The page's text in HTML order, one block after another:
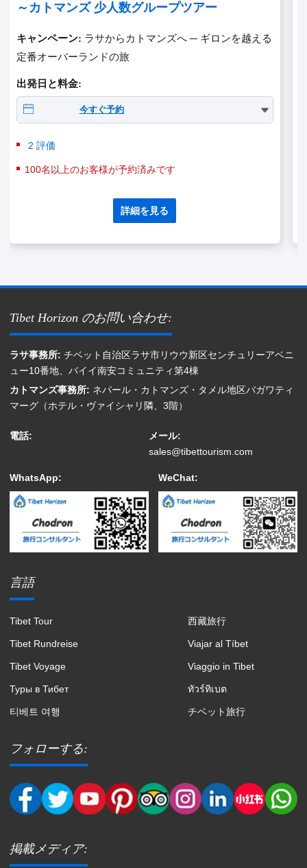
～カトマンズ 少人数グループツアー
キャンペーン: ラサからカトマンズへ ─ ギロンを越える
定番オーバーランドの旅
出発日と料金:
今すぐ予約
2 評価
100名以上のお客様が予約済みです
詳細を見る
Tibet Horizon のお問い合わせ:
ラサ事務所: チベット自治区ラサ市リウウ新区センチュリーアベニ
ュー10番地、バイイ南安コミュニティ第4棟
カトマンズ事務所: ネパール・カトマンズ・タメル地区バガワティ
マーグ（ホテル・ヴァイシャリ隣、3階）
電話:
メール:
sales@tibettourism.com
WhatsApp: WeChat:
言語
Tibet Tour 西藏旅行
Tibet Rundreise Viajar al Tíbet
Tibet Voyage Viaggio in Tibet
Туры в Тибет ทัวร์ทิเบต
티베트 여행 チベット旅行
フォローする:
掲載メディア: